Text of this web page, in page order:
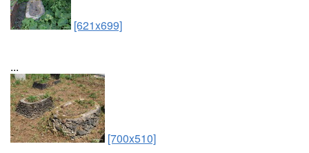
[621x699]
...
[700x510]